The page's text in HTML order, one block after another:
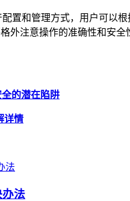
置和管理方式，用户可以
外注意操作的准确性和安
的潜在陷阱
详情
办法